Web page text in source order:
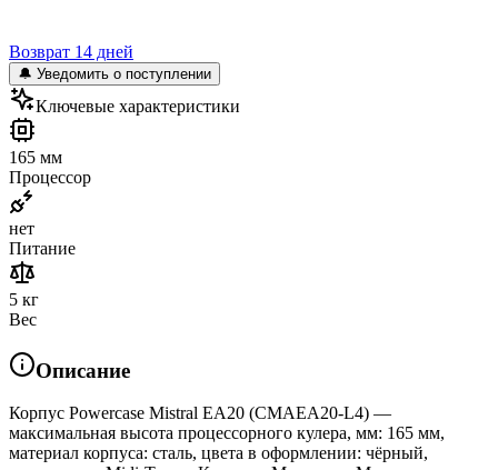
Возврат 14 дней
🔔 Уведомить о поступлении
Ключевые характеристики
165 мм
Процессор
нет
Питание
5 кг
Вес
Описание
Корпус Powercase Mistral EA20 (CMAEA20-L4) —
максимальная высота процессорного кулера, мм: 165 мм,
материал корпуса: сталь, цвета в оформлении: чёрный,